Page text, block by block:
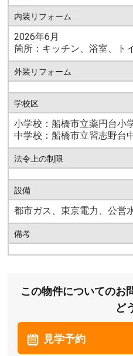
内装リフォーム
2026年6月
箇所：キッチン、浴室、ト
外装リフォーム
学校区
小学校：船橋市立薬円台小
中学校：船橋市立習志野台
法令上の制限
設備
都市ガス、東京電力、公営
備考
この物件についてのお
ど
見学予約